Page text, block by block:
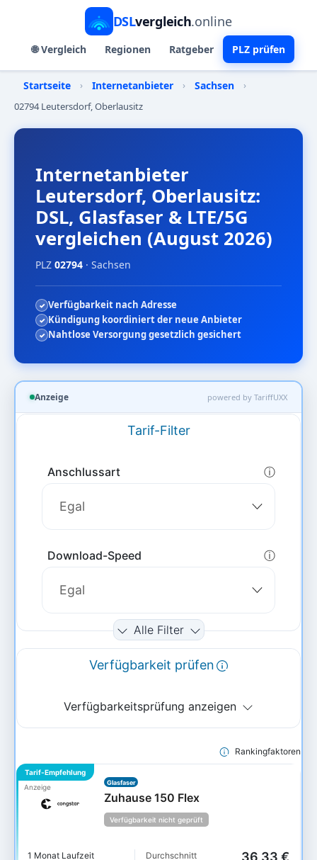
DSLvergleich.online
🌐 Vergleich Regionen Ratgeber PLZ prüfen
Startseite › Internetanbieter › Sachsen
›
02794 Leutersdorf, Oberlausitz
Internetanbieter
Leutersdorf, Oberlausitz:
DSL, Glasfaser & LTE/5G
vergleichen (August 2026)
PLZ 02794 · Sachsen
Verfügbarkeit nach Adresse
Kündigung koordiniert der neue Anbieter
Nahtlose Versorgung gesetzlich gesichert
Anzeige powered by TariffUXX